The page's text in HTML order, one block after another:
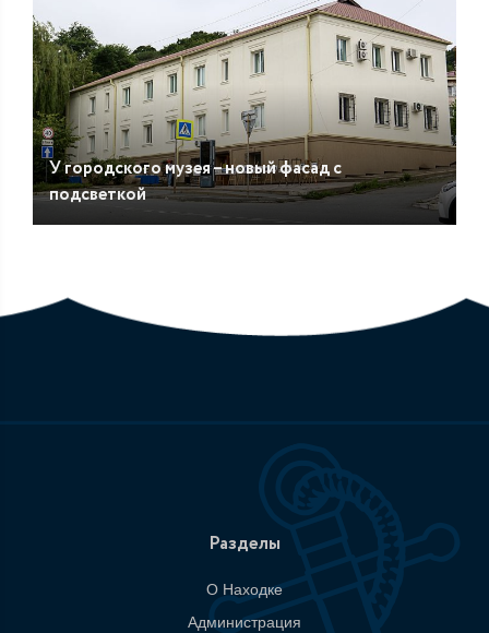
У городского музея – новый фасад с
подсветкой
Разделы
О Находке
Администрация